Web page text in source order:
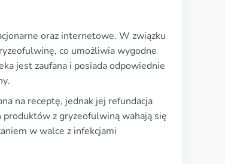
oraz internetowe. W związku
co umożliwia wygodne
jest zaufana i posiada odpowiednie
na receptę, jednak jej refundacja
z gryzeofulwiną wahają się
w walce z infekcjami